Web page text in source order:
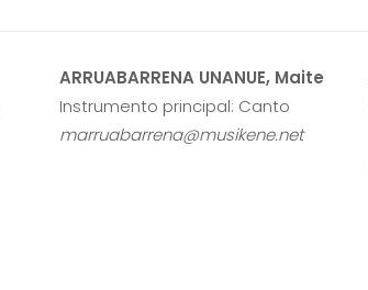
ARRUABARRENA UNANUE, Maite
Instrumento principal: Canto
marruabarrena@musikene.net